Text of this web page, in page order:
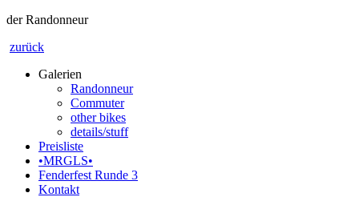
der Randonneur
zurück
Galerien
Randonneur
Commuter
other bikes
details/stuff
Preisliste
•MRGLS•
Fenderfest Runde 3
Kontakt